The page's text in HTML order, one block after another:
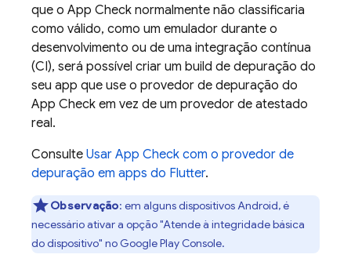
que o App Check normalmente não classificaria
como válido, como um emulador durante o
desenvolvimento ou de uma integração contínua
(CI), será possível criar um build de depuração do
seu app que use o provedor de depuração do
App Check em vez de um provedor de atestado
real.
Consulte Usar App Check com o provedor de
depuração em apps do Flutter.
Observação: em alguns dispositivos Android, é
necessário ativar a opção "Atende à integridade básica
do dispositivo" no Google Play Console.